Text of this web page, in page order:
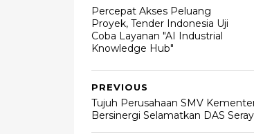
Percepat Akses Peluang
Proyek, Tender Indonesia Uji
Coba Layanan "AI Industrial
Knowledge Hub"
PREVIOUS
Tujuh Perusahaan SMV
Bersinergi Selamatkan DAS